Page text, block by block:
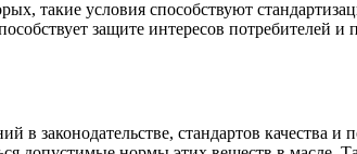
такие условия способствуют
защите интересов потребителей и
законодательстве, стандартов качества и